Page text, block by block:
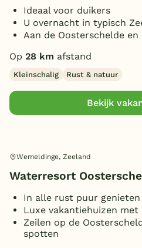
Ideaal voor duikers
U overnacht in typisch
Aan de Oosterschelde
Op 28 km afstand
Kleinschalig Rust & natuur
Bekijk
Wemeldinge, Zeeland
Waterresort
In alle rust puur
Luxe vakantiehuizen
Zeilen op de
spotten